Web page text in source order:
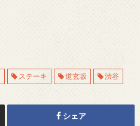
ステーキ 道玄坂 渋谷
シェア